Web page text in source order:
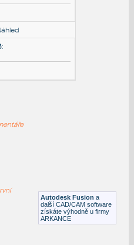
Autodesk Fusion a
další CAD/CAM software
získáte výhodně u firmy
ARKANCE